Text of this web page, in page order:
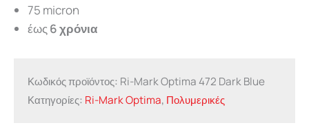
75 micron
έως 6 χρόνια
Κωδικός προϊόντος: Ri-Mark Optima 472 Dark Blue
Κατηγορίες: Ri-Mark Optima, Πολυμερικές